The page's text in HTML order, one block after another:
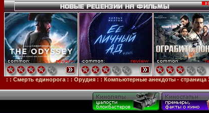
единорога: :Орудия: :Компьютерные анекдоты - страница 326